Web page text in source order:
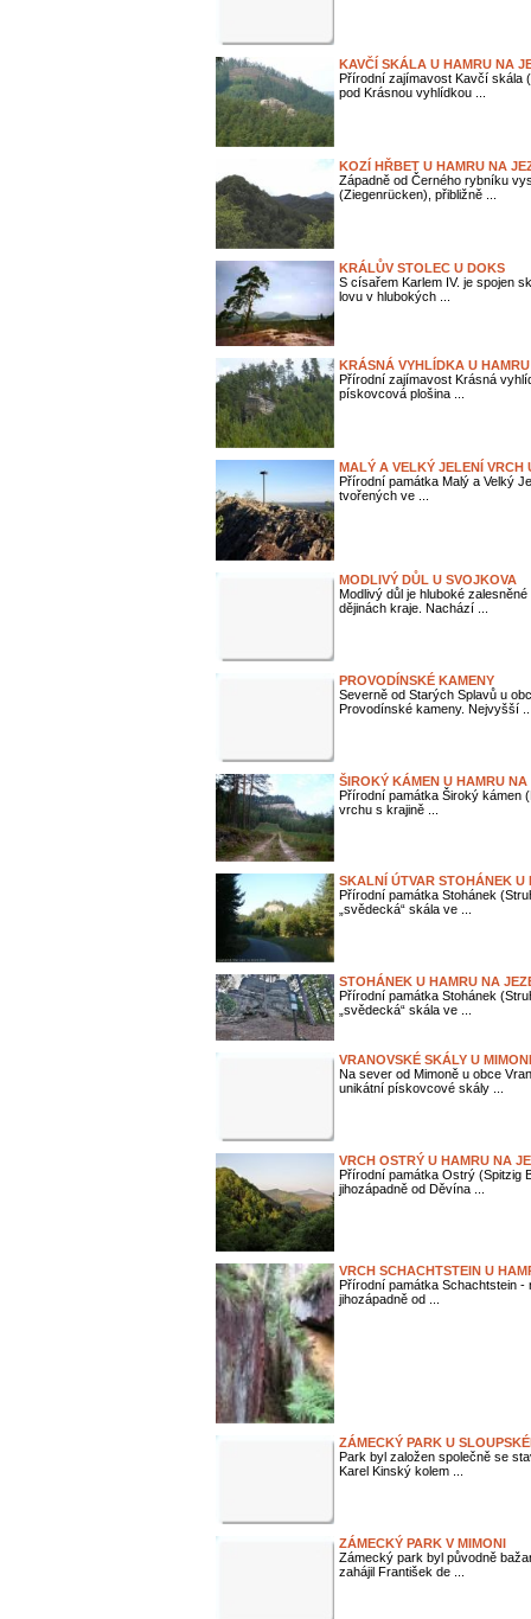
KAVČÍ SKÁLA U HAMRU NA
Přírodní zajímavost Kavčí skála
pod Krásnou vyhlídkou ...
KOZÍ HŘBET U HAMRU NA
Západně od Černého rybníku
(Ziegenrücken), přibližně ...
KRÁLŮV STOLEC U DOKS
S císařem Karlem IV. je spojen
lovu v hlubokých ...
KRÁSNÁ VYHLÍDKA U
Přírodní zajímavost Krásná
pískovcová plošina ...
MALÝ A VELKÝ JELENÍ VRCH
Přírodní památka Malý a Velký
tvořených ve ...
MODLIVÝ DŮL U SVOJKOVA
Modlivý důl je hluboké
dějinách kraje. Nachází ...
PROVODÍNSKÉ KAMENY
Severně od Starých Splavů u
Provodínské kameny. Nejvyšší
ŠIROKÝ KÁMEN U HAMRU NA
Přírodní památka Široký kámen
vrchu s krajině ...
SKALNÍ ÚTVAR STOHÁNEK U
Přírodní památka Stohánek
„svědecká“ skála ve ...
STOHÁNEK U HAMRU NA
Přírodní památka Stohánek
„svědecká“ skála ve ...
VRANOVSKÉ SKÁLY U
Na sever od Mimoně u obce
unikátní pískovcové skály ...
VRCH OSTRÝ U HAMRU NA
Přírodní památka Ostrý (Spitzig
jihozápadně od Děvína ...
VRCH SCHACHTSTEIN U
Přírodní památka Schachtstein
jihozápadně od ...
ZÁMECKÝ PARK U
Park byl založen společně se
Karel Kinský kolem ...
ZÁMECKÝ PARK V MIMONI
Zámecký park byl původně
zahájil František de ...